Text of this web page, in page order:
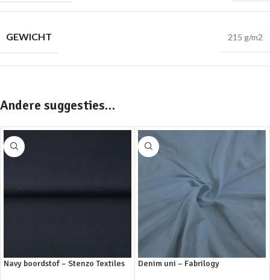
GEWICHT 215 g/m2
Andere suggesties…
Navy boordstof – Stenzo Textiles Denim uni – Fabrilogy